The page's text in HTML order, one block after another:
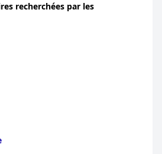
recherchées par les